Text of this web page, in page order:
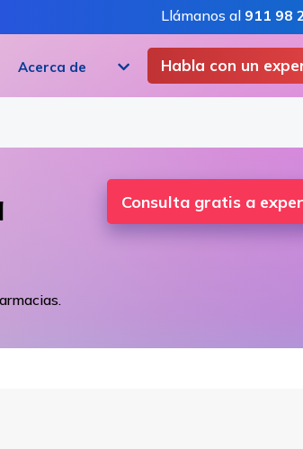
Llámanos al 911 98
Habla con un
Acerca de
Consulta gratis a